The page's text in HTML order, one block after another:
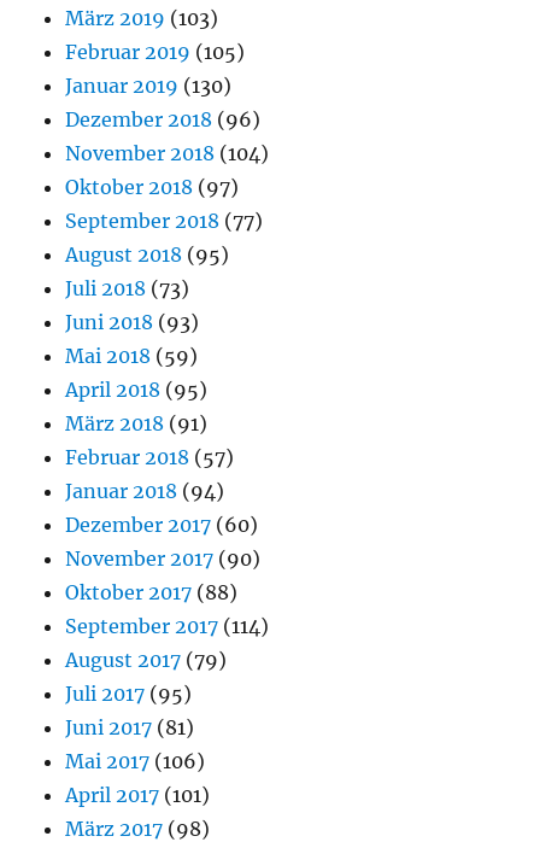
März 2019 (103)
Februar 2019 (105)
Januar 2019 (130)
Dezember 2018 (96)
November 2018 (104)
Oktober 2018 (97)
September 2018 (77)
August 2018 (95)
Juli 2018 (73)
Juni 2018 (93)
Mai 2018 (59)
April 2018 (95)
März 2018 (91)
Februar 2018 (57)
Januar 2018 (94)
Dezember 2017 (60)
November 2017 (90)
Oktober 2017 (88)
September 2017 (114)
August 2017 (79)
Juli 2017 (95)
Juni 2017 (81)
Mai 2017 (106)
April 2017 (101)
März 2017 (98)